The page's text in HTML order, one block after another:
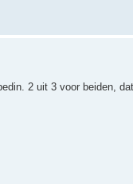
2 uit 3 voor beiden,